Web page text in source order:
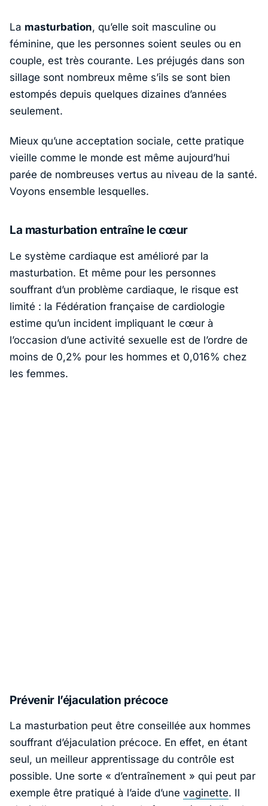
La masturbation, qu’elle soit masculine ou
féminine, que les personnes soient seules ou en
couple, est très courante. Les préjugés dans son
sillage sont nombreux même s’ils se sont bien
estompés depuis quelques dizaines d’années
seulement.
Mieux qu’une acceptation sociale, cette pratique
vieille comme le monde est même aujourd’hui
parée de nombreuses vertus au niveau de la santé.
Voyons ensemble lesquelles.
La masturbation entraîne le cœur
Le système cardiaque est amélioré par la
masturbation. Et même pour les personnes
souffrant d’un problème cardiaque, le risque est
limité : la Fédération française de cardiologie
estime qu’un incident impliquant le cœur à
l’occasion d’une activité sexuelle est de l’ordre de
moins de 0,2% pour les hommes et 0,016% chez
les femmes.
Prévenir l’éjaculation précoce
La masturbation peut être conseillée aux hommes
souffrant d’éjaculation précoce. En effet, en étant
seul, un meilleur apprentissage du contrôle est
possible. Une sorte « d’entraînement » qui peut par
exemple être pratiqué à l’aide d’une vaginette. Il